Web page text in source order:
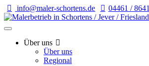
info@maler-schortens.de 04461 / 8641
Über uns
Über uns
Regional